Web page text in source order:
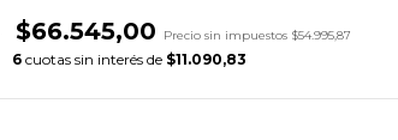
$66.545,00 Precio sin impuestos $54.995,87
6 cuotas sin interés de $11.090,83